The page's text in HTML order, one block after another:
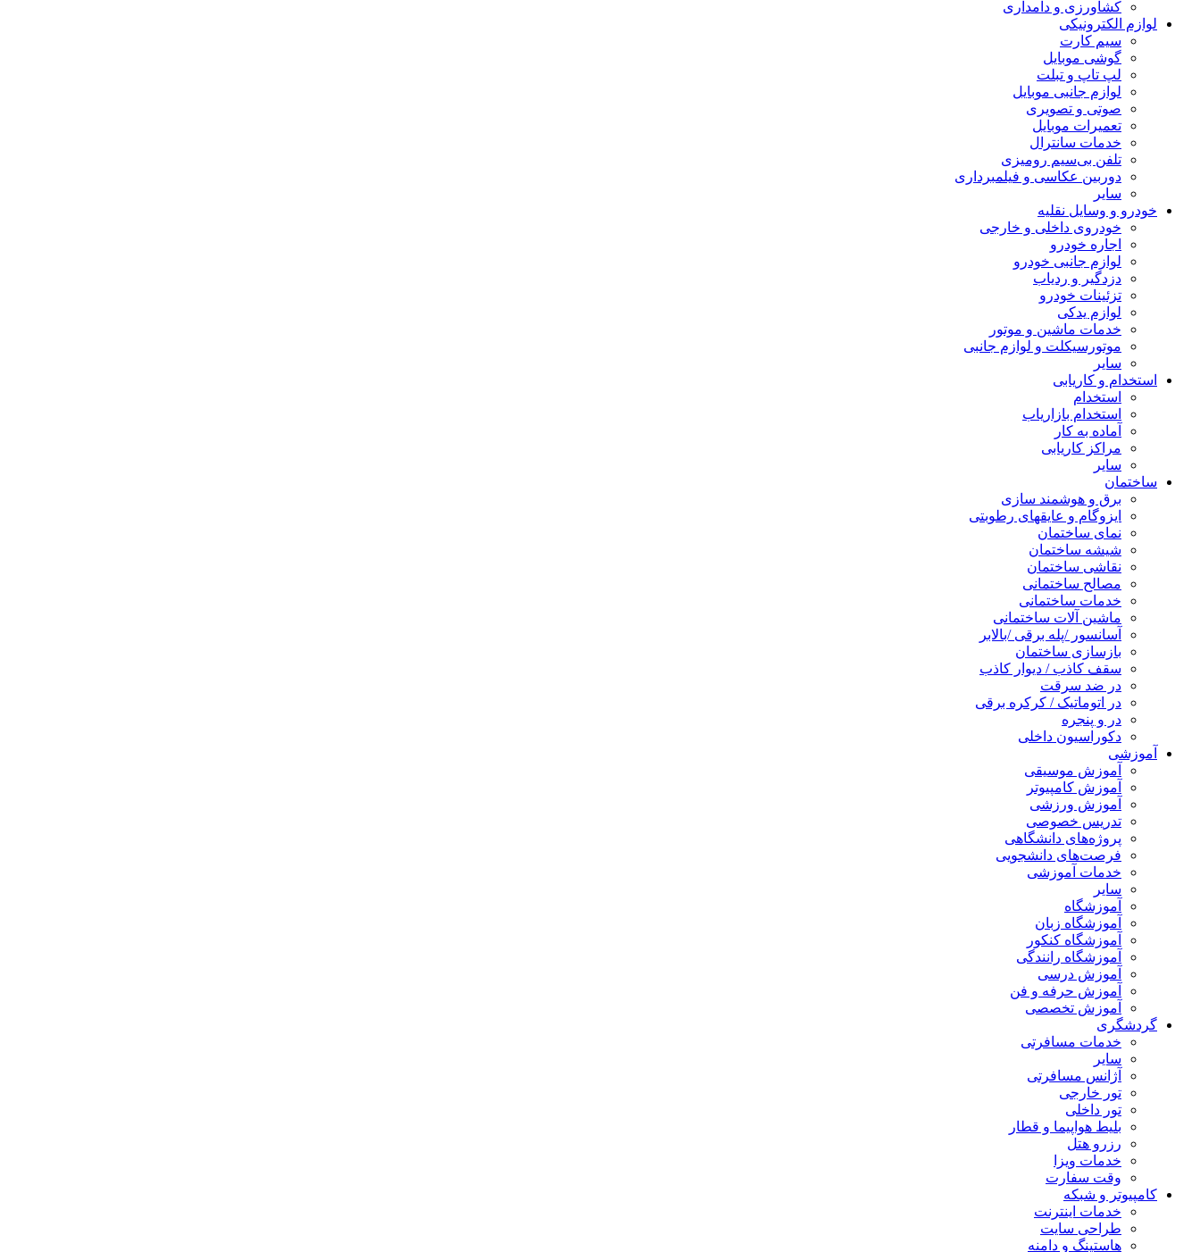
کشاورزی و دامداری
لوازم الکترونیکی
سیم کارت
گوشی موبایل
لپ تاپ و تبلت
لوازم جانبی موبایل
صوتی و تصویری
تعمیرات موبایل
خدمات سانترال
تلفن بی‌سیم رومیزی
دوربین عکاسی و فیلمبرداری
سایر
خودرو و وسایل نقلیه
خودروی داخلی و خارجی
اجاره خودرو
لوازم جانبی خودرو
دزدگیر و ردیاب
تزئینات خودرو
لوازم یدکی
خدمات ماشین و موتور
موتورسیکلت و لوازم جانبی
سایر
استخدام و کاریابی
استخدام
استخدام بازاریاب
آماده به کار
مراکز کاریابی
سایر
ساختمان
برق و هوشمند سازی
ایزوگام و عایقهای رطوبتی
نمای ساختمان
شیشه ساختمان
نقاشی ساختمان
مصالح ساختمانی
خدمات ساختمانی
ماشین آلات ساختمانی
آسانسور /پله برقی /بالابر
بازسازی ساختمان
سقف کاذب / دیوار کاذب
در ضد سرقت
در اتوماتیک / کرکره برقی
در و پنجره
دکوراسیون داخلی
آموزشی
آموزش موسیقی
آموزش کامپیوتر
آموزش ورزشی
تدریس خصوصی
پروژه‌های دانشگاهی
فرصت‌های دانشجویی
خدمات آموزشی
سایر
آموزشگاه
آموزشگاه زبان
آموزشگاه کنکور
آموزشگاه رانندگی
آموزش درسی
آموزش حرفه و فن
آموزش تخصصی
گردشگری
خدمات مسافرتی
سایر
آژانس مسافرتی
تور خارجی
تور داخلی
بلیط هواپیما و قطار
رزرو هتل
خدمات ویزا
وقت سفارت
کامپیوتر و شبکه
خدمات اینترنت
طراحی سایت
هاستینگ و دامنه